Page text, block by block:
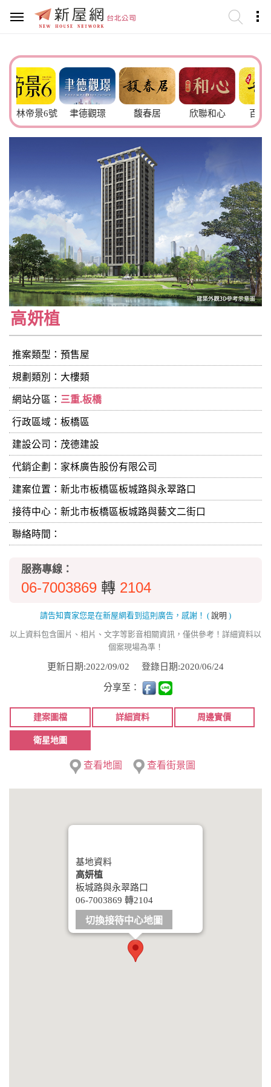
景6號 聿德觀璟 馥春居 欣聯和心 百俊吾雙
高妍植
推案類型：預售屋
規劃類別：大樓類
網站分區： 三重.板橋
行政區域：板橋區
建設公司： 茂德建設
代銷企劃：家柇廣告股份有限公司
建案位置：新北市板橋區板城路與永翠路口
接待中心：新北市板橋區板城路與藝文二街口
聯絡時間：
服務專線：
06-7003869 轉 2104
請告知賣家您是在新屋網看到這則廣告，感謝！ ( 說明 )
以上資料包含圖片、相片、文字等影音相關資訊，僅供參考！詳細資料以
個案現場為準！
更新日期:2022/09/02 登錄日期:2020/06/24
分享至：
建案圖檔 詳細資料 周邊實價
衛星地圖
查看地圖 查看街景圖
基地資料
高妍植
板城路與永翠路口
06-7003869 轉2104
切換接待中心地圖